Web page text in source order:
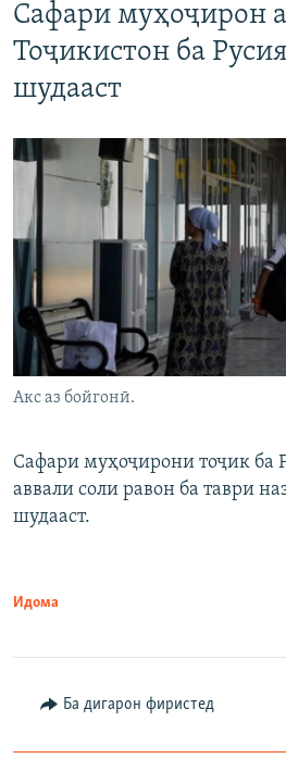
Сафари муҳоҷирон
Тоҷикистон ба
шудааст
Акс аз бойгонӣ.
Сафари муҳоҷирони тоҷик ба
аввали соли равон ба таври
шудааст.
Идома
Ба дигарон фиристед